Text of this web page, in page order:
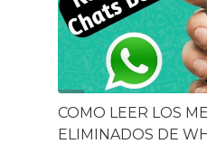
COMO LEER LOS
ELIMINADOS DE